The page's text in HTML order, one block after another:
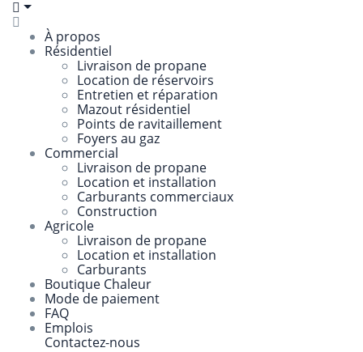
À propos
Résidentiel
Livraison de propane
Location de réservoirs
Entretien et réparation
Mazout résidentiel
Points de ravitaillement
Foyers au gaz
Commercial
Livraison de propane
Location et installation
Carburants commerciaux
Construction
Agricole
Livraison de propane
Location et installation
Carburants
Boutique Chaleur
Mode de paiement
FAQ
Emplois
Contactez-nous